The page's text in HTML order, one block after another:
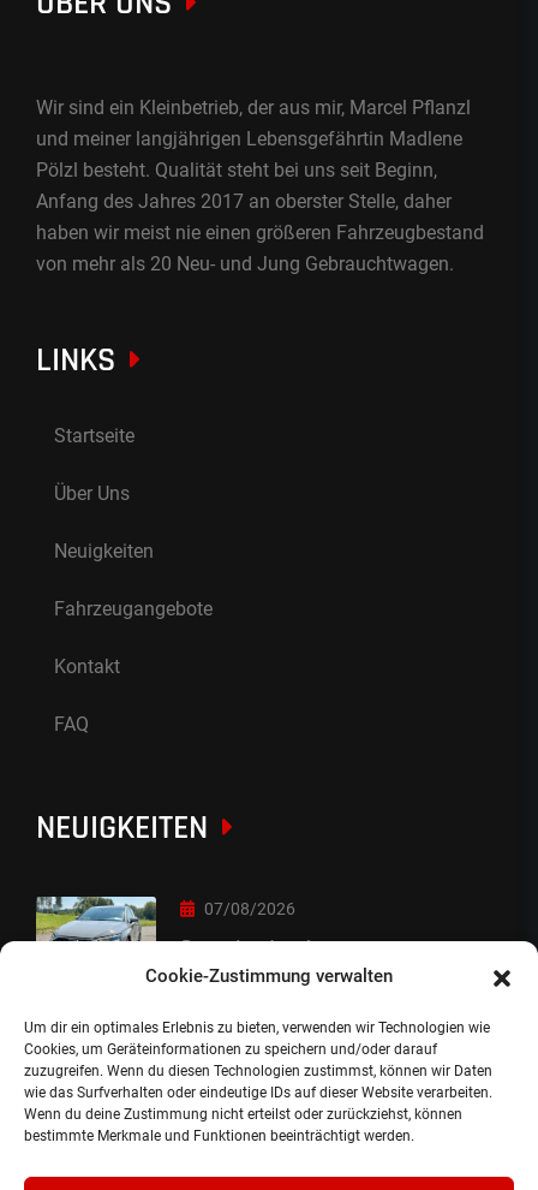
Cookie-Zustimmung verwalten
Um dir ein optimales Erlebnis zu bieten, verwenden wir Technologien wie
Cookies, um Geräteinformationen zu speichern und/oder darauf
zuzugreifen. Wenn du diesen Technologien zustimmst, können wir Daten
wie das Surfverhalten oder eindeutige IDs auf dieser Website verarbeiten.
Wenn du deine Zustimmung nicht erteilst oder zurückziehst, können
bestimmte Merkmale und Funktionen beeinträchtigt werden.
Wir sind ein Kleinbetrieb, der aus mir, Marcel Pflanzl
und meiner langjährigen Lebensgefährtin Madlene
Pölzl besteht. Qualität steht bei uns seit Beginn,
Anfang des Jahres 2017 an oberster Stelle, daher
haben wir meist nie einen größeren Fahrzeugbestand
von mehr als 20 Neu- und Jung Gebrauchtwagen.
LINKS
Startseite
Über Uns
Neuigkeiten
Fahrzeugangebote
Kontakt
FAQ
NEUIGKEITEN
07/08/2026
Sorry Leute :-)
06/08/2026
Auslieferung